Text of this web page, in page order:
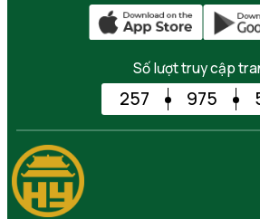
Số lượt truy cập
257 975